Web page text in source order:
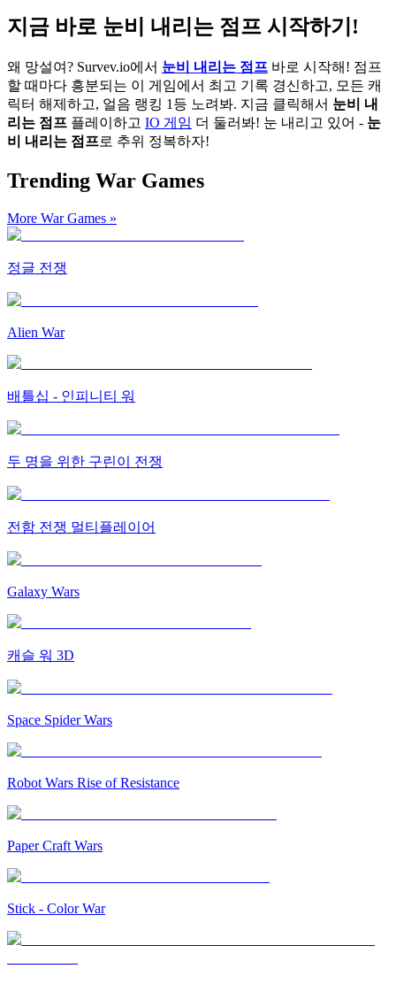
지금 바로 눈비 내리는 점프 시작하기!
왜 망설여? Survev.io에서 눈비 내리는 점프 바로 시작해! 점프
할 때마다 흥분되는 이 게임에서 최고 기록 경신하고, 모든 캐
릭터 해제하고, 얼음 랭킹 1등 노려봐. 지금 클릭해서 눈비 내
리는 점프 플레이하고 IO 게임 더 둘러봐! 눈 내리고 있어 - 눈
비 내리는 점프로 추위 정복하자!
Trending War Games
More War Games »
정글 전쟁
Alien War
배틀십 - 인피니티 워
두 명을 위한 구린이 전쟁
전함 전쟁 멀티플레이어
Galaxy Wars
캐슬 워 3D
Space Spider Wars
Robot Wars Rise of Resistance
Paper Craft Wars
Stick - Color War